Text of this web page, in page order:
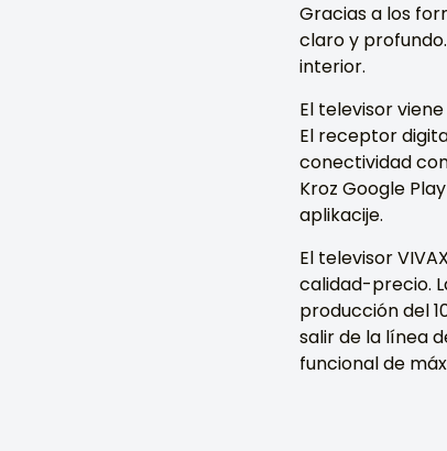
Gracias a los
claro y
interior.
El televisor
El receptor
conectividad
Kroz Google
aplikacije.
El televisor
calidad-precio.
producción del
salir de la línea
funcional de